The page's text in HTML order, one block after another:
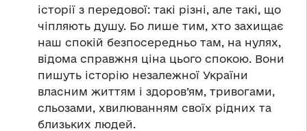
історії з передової: такі різні, але такі, що
чіпляють душу. Бо лише тим, хто захищає
наш спокій безпосередньо там, на нулях,
відома справжня ціна цього спокою. Вони
пишуть історію незалежної України
власним життям і здоров’ям, тривогами,
сльозами, хвилюванням своїх рідних та
близьких людей.